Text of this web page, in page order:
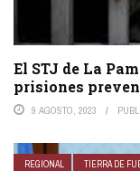
El STJ de La
prisiones
9 AGOSTO, 2023
REGIONAL TIERRA DE